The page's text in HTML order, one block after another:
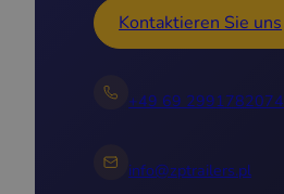
Kontaktieren Sie uns
+49 69 2991782074
info@zptrailers.pl